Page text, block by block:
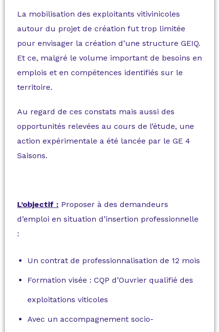
La mobilisation des exploitants vitivinicoles
autour du projet de création fut trop limitée
pour envisager la création d’une structure GEIQ.
Et ce, malgré le volume important de besoins en
emplois et en compétences identifiés sur le
territoire.
Au regard de ces constats mais aussi des
opportunités relevées au cours de l’étude, une
action expérimentale a été lancée par le GE 4
Saisons.
L’objectif : Proposer à des demandeurs
d’emploi en situation d’insertion professionnelle
:
Un contrat de professionnalisation de 12 mois
Formation visée : CQP d’Ouvrier qualifié des
exploitations viticoles
Avec un accompagnement socio-